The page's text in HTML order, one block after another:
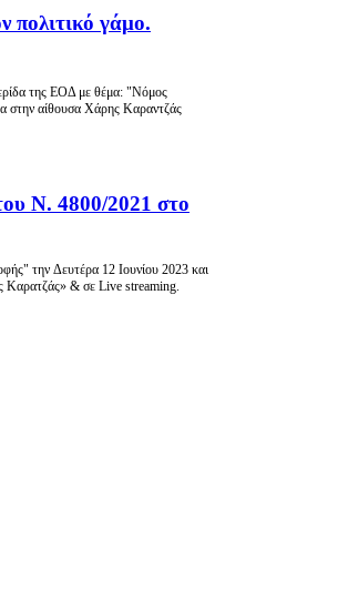
πολιτικό γάμο.
της ΕΟΔ με θέμα: "Νόμος
στην αίθουσα Χάρης Καραντζάς
Ν. 4800/2021 στο
την Δευτέρα 12 Ιουνίου 2023 και
Καρατζάς» & σε Live streaming.